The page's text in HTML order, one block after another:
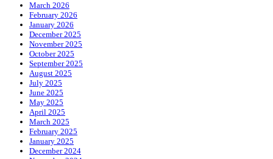
March 2026
February 2026
January 2026
December 2025
November 2025
October 2025
September 2025
August 2025
July 2025
June 2025
May 2025
April 2025
March 2025
February 2025
January 2025
December 2024